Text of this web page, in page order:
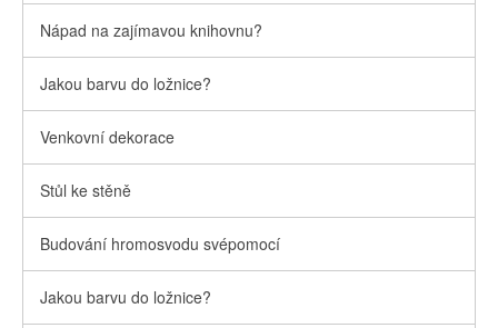
Nápad na zajímavou knihovnu?
Jakou barvu do ložnice?
Venkovní dekorace
Stůl ke stěně
Budování hromosvodu svépomocí
Jakou barvu do ložnice?